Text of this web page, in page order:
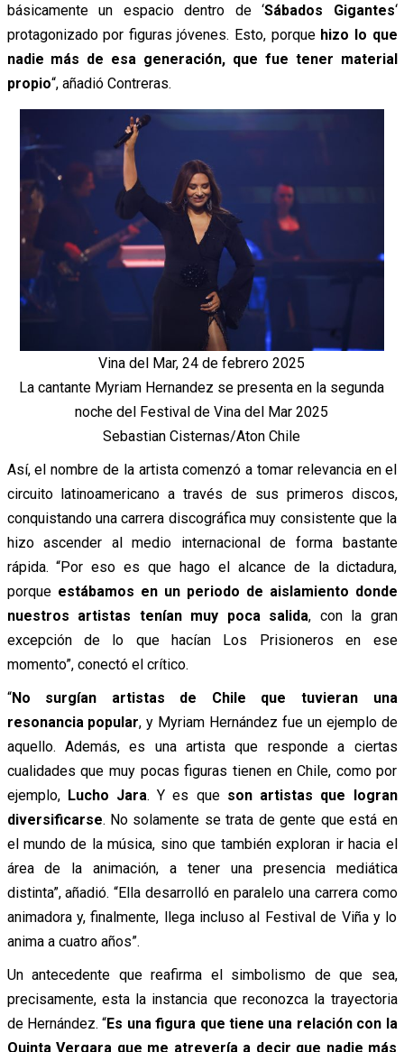
básicamente un espacio dentro de ‘Sábados Gigantes‘
protagonizado por figuras jóvenes. Esto, porque hizo lo que
nadie más de esa generación, que fue tener material
propio“, añadió Contreras.
Vina del Mar, 24 de febrero 2025
La cantante Myriam Hernandez se presenta en la segunda
noche del Festival de Vina del Mar 2025
Sebastian Cisternas/Aton Chile
Así, el nombre de la artista comenzó a tomar relevancia en el
circuito latinoamericano a través de sus primeros discos,
conquistando una carrera discográfica muy consistente que la
hizo ascender al medio internacional de forma bastante
rápida. “Por eso es que hago el alcance de la dictadura,
porque estábamos en un periodo de aislamiento donde
nuestros artistas tenían muy poca salida, con la gran
excepción de lo que hacían Los Prisioneros en ese
momento”, conectó el crítico.
“No surgían artistas de Chile que tuvieran una
resonancia popular, y Myriam Hernández fue un ejemplo de
aquello. Además, es una artista que responde a ciertas
cualidades que muy pocas figuras tienen en Chile, como por
ejemplo, Lucho Jara. Y es que son artistas que logran
diversificarse. No solamente se trata de gente que está en
el mundo de la música, sino que también exploran ir hacia el
área de la animación, a tener una presencia mediática
distinta”, añadió. “Ella desarrolló en paralelo una carrera como
animadora y, finalmente, llega incluso al Festival de Viña y lo
anima a cuatro años”.
Un antecedente que reafirma el simbolismo de que sea,
precisamente, esta la instancia que reconozca la trayectoria
de Hernández. “Es una figura que tiene una relación con la
Quinta Vergara que me atrevería a decir que nadie más